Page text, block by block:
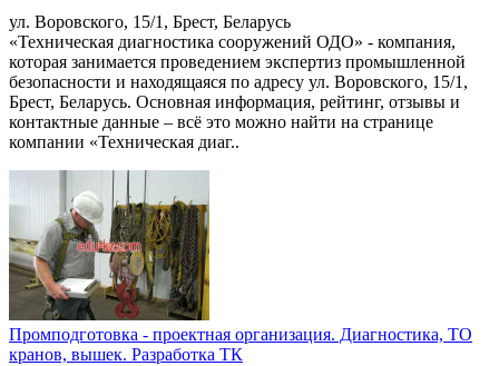
ул. Воровского, 15/1, Брест, Беларусь
«Техническая диагностика сооружений ОДО» - компания,
которая занимается проведением экспертиз промышленной
безопасности и находящаяся по адресу ул. Воровского, 15/1,
Брест, Беларусь. Основная информация, рейтинг, отзывы и
контактные данные – всё это можно найти на странице
компании «Техническая диаг..
Промподготовка - проектная организация. Диагностика, ТО
кранов, вышек. Разработка ТК